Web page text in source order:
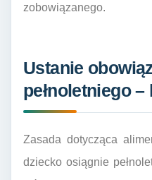
zobowiązanego.
Ustanie
pełnoletniego
Zasada dotycząca
dziecko osiągnie